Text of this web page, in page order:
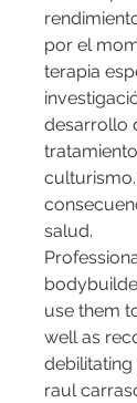
por el
terapia
desarrollo
culturismo.
salud.
use them
well as
debilitating
raul